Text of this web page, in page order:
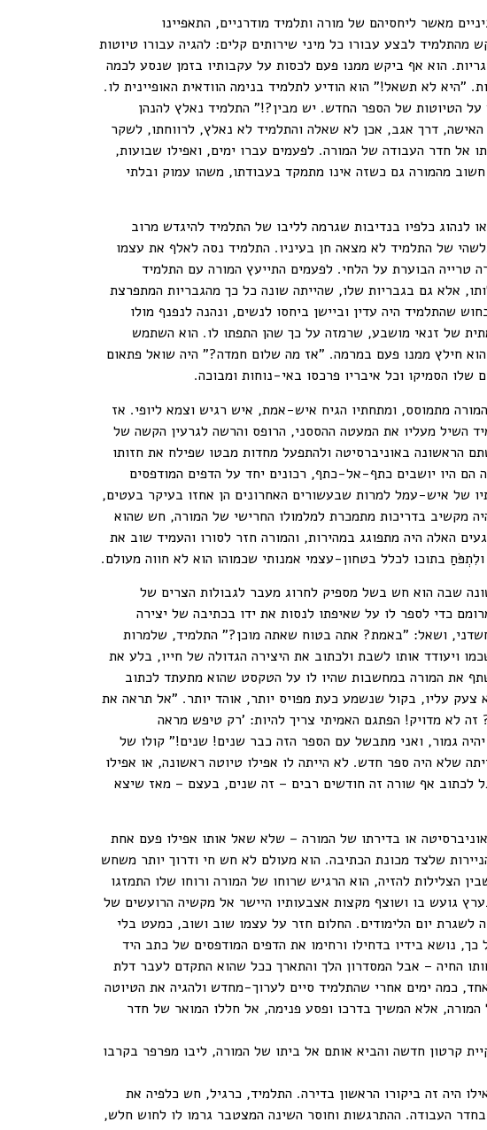
מאשר ליחסיהם של מורה ותלמיד מודרניים, התאפיינו
לבצע עבורו כל מיני שירותים קלים: להגיה עבורו טיוטות
הוא אף ביקש ממנו פעם לכסות על עקבותיו בזמן שנסע לכמה
לא תשאל!" הוא הודיע לתלמיד בנימה הוודאית האופיינית לו.
הטיוטות של הספר החדש. יש מבין?!" התלמיד נאלץ להנהן
דרך אגב, אכן לא שאלה והתלמיד לא נאלץ, לרווחתו, לשקר
אל חדר העבודה של המורה. לפעמים עברו ימים, ואפילו שבועות,
מהמורה גם כשזה אינו מתמקד בעבודתו, משהו עמוק ובלתי
לנהוג כלפיו בנדיבות שגרמה לליבו של התלמיד להיגדש מרוב
של התלמיד לא מצאה חן בעיניו. התלמיד נסה לאלף את עצמו
הבוערת על הלחי. לפעמים התייעץ המורה עם התלמיד
אלא גם בגבריות שלו, שהייתה שונה כל כך מהגבריות המתפרצת
שהתלמיד היה עדין וביישן ביחסו לנשים, ונהנה לנפנף מולו
של זנאי מושבע, שרמזה על כך שהן התפתו לו. הוא השתמש
חילץ ממנו פעם במרמה. "אז מה שלום חמדה?" היה שואל פתאום
הסמיקו וכל איבריו פרכסו באי-נוחות ומבוכה.
מתמוסס, ומתחתיו הגיח איש-אמת, איש רגיש וצמא ליופי. אז
השיל מעליו את המעטה ההססני, הרופס והרשה לגרעין הקשה של
הראשונה באוניברסיטה ולהתפעל מחדות מבטו שפילח את חזותו
הם היו יושבים כתף-אל-כתף, רכונים יחד על הדפים המודפסים
של איש-עמל למרות שבעשורים האחרונים הן אחזו בעיקר בעטים,
מקשיב בדריכות מתמכרת למלמולו החרישי של המורה, חש שהוא
האלה היה מתפוגג במהירות, והמורה חזר לסורו והעמיד שוב את
בתוכו לכלל בטחון-עצמי אמנותי שכמוהו הוא לא חווה מעולם.
שבה הוא חש בשל מספיק לחרוג מעבר לגבולות הצרים של
כדי לספר לו על שאיפתו לנסות את ידו בכתיבה של יצירה
ושאל: "באמת? אתה בטוח שאתה מוכן?" התלמיד, שלמרות
ויעודד אותו לשבת ולכתוב את היצירה הגדולה של חייו, בלע את
את המורה במחשבות שהיו לו על הטקסט שהוא מתעתד לכתוב
צעק עליו, בקול שנשמע כעת מפויס יותר, אוהד יותר. "אל תראה את
לא מדויק! הפתגם האמיתי צריך להיות: 'רק טיפש מראה
גמור, ואני מתבשל עם הספר הזה כבר שנים! שנים!" קולו של
שלא היה ספר חדש. לא הייתה לו אפילו טיוטה ראשונה, או אפילו
לכתוב אף שורה זה חודשים רבים – זה שנים, בעצם – מאז שיצא
או בדירתו של המורה – שלא שאל אותו אפילו פעם אחת
שלצד מכונת הכתיבה. הוא מעולם לא חש חי ודרוך יותר משחש
הצלילות להזיה, הוא הרגיש שרוחו של המורה ורוחו שלו התמזגו
גועש בו ושוצף מקצות אצבעותיו היישר אל מקשיה הרועשים של
לשגרת יום הלימודים. החלום חזר על עצמו שוב ושוב, כמעט בלי
נושא בידיו בדחילו ורחימו את הדפים המודפסים של כתב היד
החיה – אבל המסדרון הלך והתארך ככל שהוא התקדם לעבר דלת
כמה ימים אחרי שהתלמיד סיים לערוך-מחדש ולהגיה את הטיוטה
אלא המשיך בדרכו ופסע פנימה, אל חללו המואר של חדר
קרטון חדשה והביא אותם אל ביתו של המורה, ליבו מפרפר בקרבו
היה זה ביקורו הראשון בדירה. התלמיד, כרגיל, חש כלפיה את
העבודה. ההתרגשות וחוסר השינה המצטבר גרמו לו לחוש חלש,